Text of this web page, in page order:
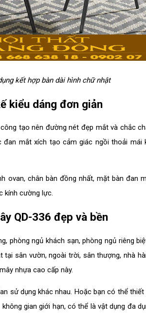
kết hợp bàn dài hình chữ nhật
kiểu dáng đơn giản
tạo nên đường nét đẹp mắt và chắc
mắt xích tạo cảm giác ngồi thoải mái
ovan, chân bàn đồng nhất, mặt bàn đan
kính cường lực.
QD-336 đẹp và bền
phòng ngủ khách sạn, phòng ngủ riêng
sân vườn, ngoài trời, sân thượng, nhà
nhựa cao cấp này.
sử dụng khác nhau. Hoặc bạn có thể
gian giới hạn, có thể là vật dụng đa